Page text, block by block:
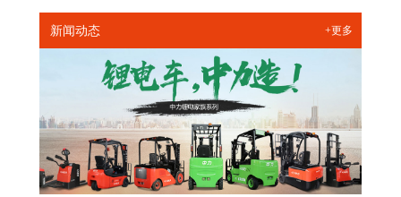
新闻动态 +更多